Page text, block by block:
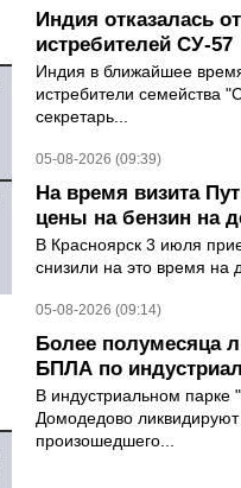
Индия отказалась
истребителей СУ-57
Индия в ближайшее
истребители семейства
секретарь...
05-08-2026 (09:39)
На время визита
цены на бензин на
В Красноярск 3 июля
снизили на это время на
05-08-2026 (09:14)
Более полумесяца
БПЛА по
В индустриальном
Домодедово
произошедшего...